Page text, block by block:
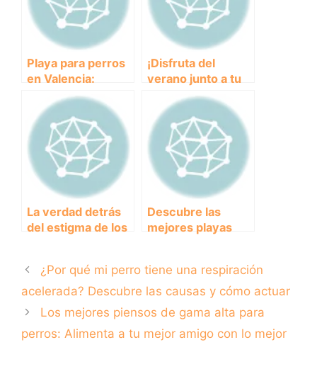
Playa para perros
en Valencia:
Disfruta del sol y el
mar con tu mejor
amigo peludo
¡Disfruta del
verano junto a tu
peludo! Descubre
las mejores playas
para perros en
Valencia.
La verdad detrás
del estigma de los
esta raza de
perros
Descubre las
mejores playas
Cantabria
¿Por qué mi perro tiene una respiración
acelerada? Descubre las causas y cómo actuar
Los mejores piensos de gama alta para
perros: Alimenta a tu mejor amigo con lo mejor